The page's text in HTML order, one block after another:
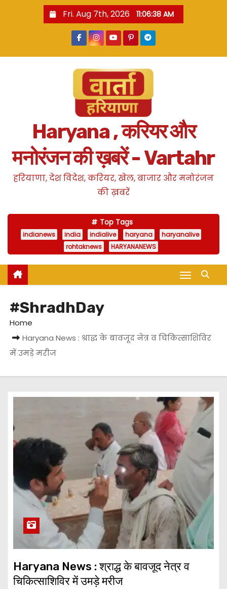
Fri. Aug 7th, 2026 11:06:39 AM
Haryana , करियर और
मनोरंजन की ख़बरें - Vartahr
हरियाणा, देश विदेश, करियर, खेल, बाजार और मनोरंजन
की ख़बरें
Top Tags
indianews india indialive haryana
haryanalive
rohtaknews
HARYANANEWS
#ShradhDay
Home
Haryana News : श्राद्ध के बावजूद नेत्र व चिकित्साशिविर
में उमड़े मरीज
Haryana News : श्राद्ध के बावजूद नेत्र व
चिकित्साशिविर में उमड़े मरीज